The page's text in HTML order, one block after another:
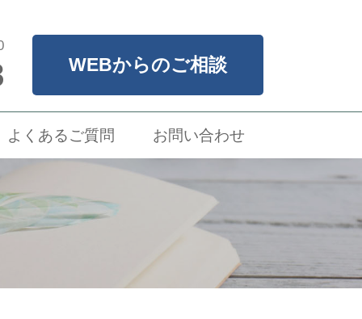
WEBからのご相談
よくあるご質問 お問い合わせ